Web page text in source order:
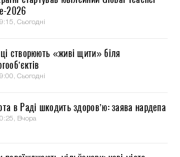
2026
Сьогодні
створюють «живі щити» біля
Сьогодні
в Раді шкодить здоров’ю: заява нардепа
Вчора